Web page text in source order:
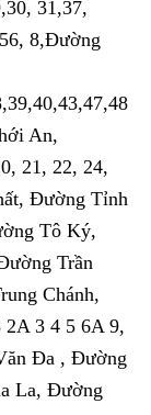
31,37,
8,Đường
An,
21, 22, 24,
Đường Tỉnh
Tô Ký,
Trần
Chánh,
3 4 5 6A 9,
Đa , Đường
La, Đường